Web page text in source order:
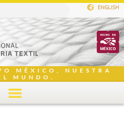
ENGLISH
MÉXICO, NUESTRA
MUNDO.